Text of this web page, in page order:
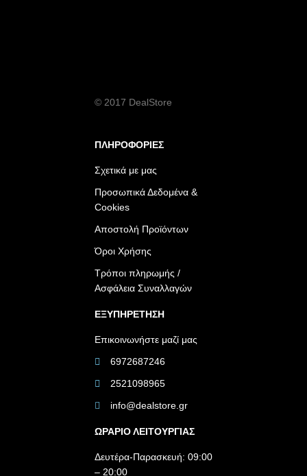
© 2017 DealStore
ΠΛΗΡΟΦΟΡΙΕΣ
Σχετικά με μας
Προσωπικά Δεδομένα &
Cookies
Αποστολή Προϊόντων
Όροι Χρήσης
Τρόποι πληρωμής /
Ασφάλεια Συναλλαγών
ΕΞΥΠΗΡΕΤΗΣΗ
Επικοινωνήστε μαζί μας
6972687246
2521098965
info@dealstore.gr
ΩΡΑΡΙΟ ΛΕΙΤΟΥΡΓΙΑΣ​
Δευτέρα-Παρασκευή: 09:00
– 20:00